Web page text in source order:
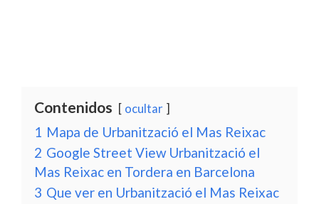
Contenidos ocultar
1 Mapa de Urbanització el Mas Reixac
2 Google Street View Urbanització el
Mas Reixac en Tordera en Barcelona
3 Que ver en Urbanització el Mas Reixac